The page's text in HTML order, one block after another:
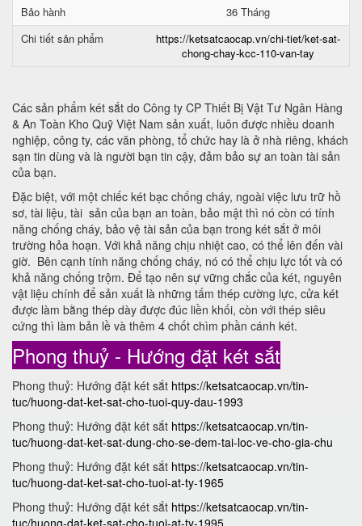
Bảo hành
36 Tháng
Chi tiết sản phẩm
https://ketsatcaocap.vn/chi-tiet/ket-sat-
chong-chay-kcc-110-van-tay
Các sản phẩm két sắt do Công ty CP Thiết Bị Vật Tư Ngân Hàng
& An Toàn Kho Quỹ Việt Nam sản xuất, luôn được nhiều doanh
nghiệp, công ty, các văn phòng, tổ chức hay là ở nhà riêng, khách
sạn tin dùng và là người bạn tin cậy, đảm bảo sự an toàn tài sản
của bạn.
Đặc biệt, với một chiếc két bạc chống cháy, ngoài việc lưu trữ hồ
sơ, tài liệu, tài sản của bạn an toàn, bảo mật thì nó còn có tính
năng chống cháy, bảo vệ tài sản của bạn trong két sắt ở môi
trường hỏa hoạn. Với khả năng chịu nhiệt cao, có thể lên đến vài
giờ. Bên cạnh tính năng chống cháy, nó có thể chịu lực tốt và có
khả năng chống trộm. Để tạo nên sự vững chắc của két, nguyên
vật liệu chính để sản xuất là những tấm thép cường lực, cửa két
được làm bằng thép dày được đúc liền khối, còn với thép siêu
cứng thì làm bản lề và thêm 4 chốt chìm phần cánh két.
Phong thuỷ - Hướng đặt két sắt
Phong thuỷ: Hướng đặt két sắt https://ketsatcaocap.vn/tin-
tuc/huong-dat-ket-sat-cho-tuoi-quy-dau-1993
Phong thuỷ: Hướng đặt két sắt https://ketsatcaocap.vn/tin-
tuc/huong-dat-ket-sat-dung-cho-se-dem-tai-loc-ve-cho-gia-chu
Phong thuỷ: Hướng đặt két sắt https://ketsatcaocap.vn/tin-
tuc/huong-dat-ket-sat-cho-tuoi-at-ty-1965
Phong thuỷ: Hướng đặt két sắt https://ketsatcaocap.vn/tin-